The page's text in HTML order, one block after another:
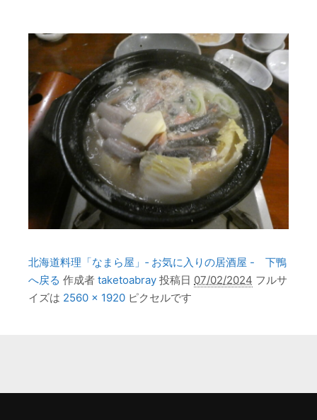
北海道料理「なまら屋」‐ お気に入りの居酒屋 - 下鴨
へ戻る 作成者 taketoabray 投稿日 07/02/2024 フルサ
イズは 2560 × 1920 ピクセルです